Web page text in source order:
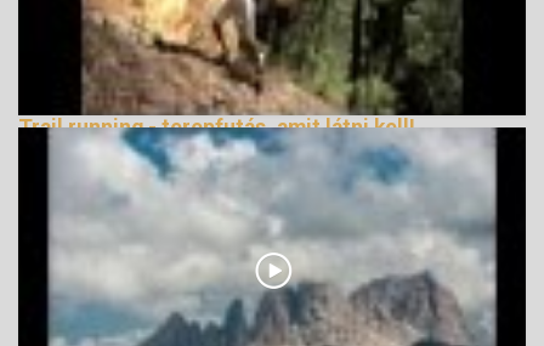
Trail running - terepfutás, amit látni kell!
147264 Nézetek